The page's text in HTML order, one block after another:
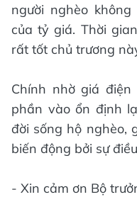
người nghèo
của tỷ giá. Thời
rất tốt chủ trương
Chính nhờ giá điện
phần vào ổn định
đời sống hộ nghèo,
biến động bởi sự
- Xin cảm ơn Bộ